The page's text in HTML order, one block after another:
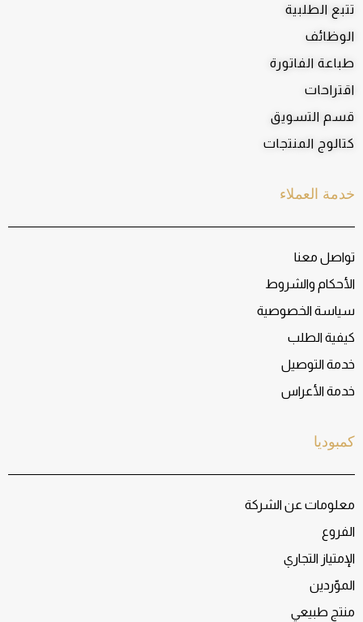
كمبوديا
معلومات عن الشركة
الفروع
الإمتياز التجاري
الموّردين
منتج طبيعي
خدمة العملاء
تواصل معنا
الأحكام والشروط
سياسة الخصوصية
كيفية الطلب
خدمة التوصيل
خدمة الأعراس
تتبع الطلبية
الوظائف
طباعة الفاتورة
اقتراحات
قسم التسويق
كتالوج المنتجات